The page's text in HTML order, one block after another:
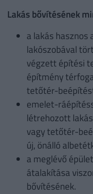
Lakás bővítésének
a lakás
lakószobával
végzett építési
építmény
tetőtér-
emelet-
létrehozott
vagy tetőtér-
új, önálló
a meglévő
átalakítása
bővítésének.